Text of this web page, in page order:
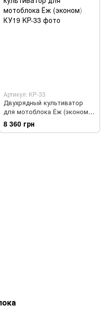
Артикул: KP-33
Двухрядный культиватор
для мотоблока Ёж (эконом)
КУ19
8 360 грн